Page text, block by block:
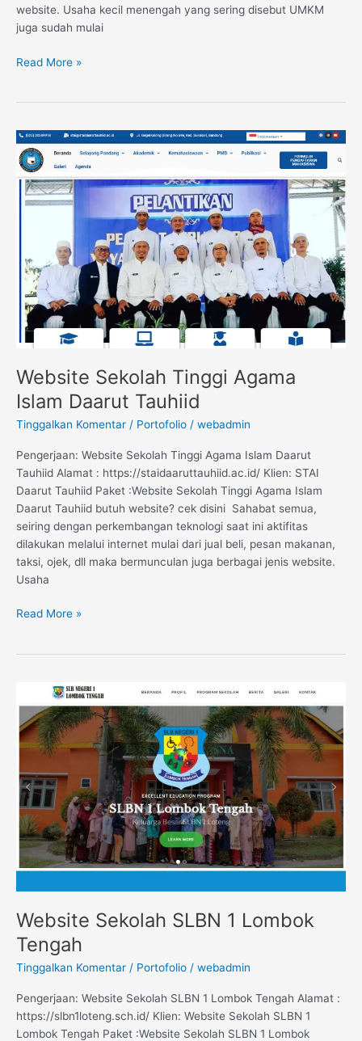
website. Usaha kecil menengah yang sering disebut UMKM
juga sudah mulai
Read More »
Website Sekolah Tinggi Agama
Islam Daarut Tauhiid
Tinggalkan Komentar / Portofolio / webadmin
Pengerjaan: Website Sekolah Tinggi Agama Islam Daarut
Tauhiid Alamat : https://staidaaruttauhiid.ac.id/ Klien: STAI
Daarut Tauhiid Paket :Website Sekolah Tinggi Agama Islam
Daarut Tauhiid butuh website? cek disini Sahabat semua,
seiring dengan perkembangan teknologi saat ini aktifitas
dilakukan melalui internet mulai dari jual beli, pesan makanan,
taksi, ojek, dll maka bermunculan juga berbagai jenis website.
Usaha
Website
Sekolah
Tinggi
Agama
Islam
Read More »
Website Sekolah SLBN 1 Lombok
Tengah
Tinggalkan Komentar / Portofolio / webadmin
Pengerjaan: Website Sekolah SLBN 1 Lombok Tengah Alamat :
https://slbn1loteng.sch.id/ Klien: Website Sekolah SLBN 1
Lombok Tengah Paket :Website Sekolah SLBN 1 Lombok
Website
Sekolah
SLBN
1
Lombok
Tengah